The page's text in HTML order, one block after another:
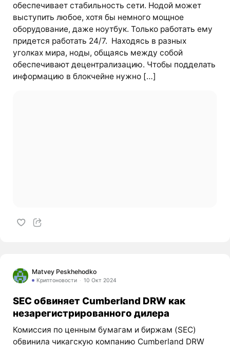
обеспечивает стабильность сети. Нодой может
выступить любое, хотя бы немного мощное
оборудование, даже ноутбук. Только работать ему
придется работать 24/7. Находясь в разных
уголках мира, ноды, общаясь между собой
обеспечивают децентрализацию. Чтобы подделать
информацию в блокчейне нужно […]
Matvey Peskhehodko
Криптоновости 10 Окт 2024
SEC обвиняет Cumberland DRW как
незарегистрированного дилера
Комиссия по ценным бумагам и биржам (SEC)
обвинила чикагскую компанию Cumberland DRW